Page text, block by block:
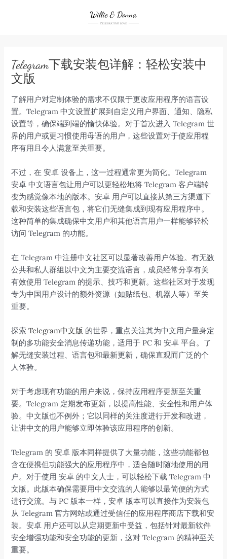
Telegram下载安装包详解：轻松安装中
文版
了解用户对定制体验的需求不仅限于更改应用程序的语言设
置。Telegram 中文设置扩展到自定义用户界面、通知、隐私
设置等，确保端到端的愉快体验。对于首次进入 Telegram 世
界的用户或更习惯使用母语的用户，这些设置对于使应用程
序有用且令人满意至关重要。
不过，在 安卓 设备上，这一过程通常更为简化。Telegram
安卓 中文语言包让用户可以更轻松地将 Telegram 客户端转
变为感觉像本地的版本。安卓 用户可以直接从第三方渠道下
载和安装这些语言包，将它们无缝集成到现有应用程序中。
这种简单的集成确保中文用户和其他语言用户一样能够轻松
访问 Telegram 的功能。
在 Telegram 中注册中文社区可以显著改善用户体验。有无数
公共和私人群组以中文为主要交流语言，成员经常分享有关
有效使用 Telegram 的提示、技巧和更新。这些社区对于发现
专为中国用户设计的额外资源（如贴纸包、机器人等）至关
重要。
探索Telegram中文版 的世界，重点关注其为中文用户量身定
制的多功能安全消息传递功能，适用于 PC 和 安卓 平台。了
解无缝安装过程、语言包和最新更新，确保直观而广泛的个
人体验。
对于考虑现有功能的用户来说，保持应用程序更新至关重
要。Telegram 定期发布更新，以提高性能、安全性和用户体
验。中文版也不例外；它以同样的关注度进行开发和改进，
让讲中文的用户能够立即体验该应用程序的创新。
Telegram 的 安卓 版本同样提供了大量功能，这些功能都包
含在便携但功能强大的应用程序中，适合随时随地使用的用
户。对于使用 安卓 的中文人士，可以轻松下载 Telegram 中
文版。此版本确保需要用中文交流的人能够以最简便的方式
进行交流。与 PC 版本一样，安卓 版本可以直接作为安装包
从 Telegram 官方网站或通过受信任的应用程序商店下载和安
装。安卓 用户还可以从定期更新中受益，包括针对最新软件
安全增强功能和安全功能的更新，这对 Telegram 的精神至关
重要。